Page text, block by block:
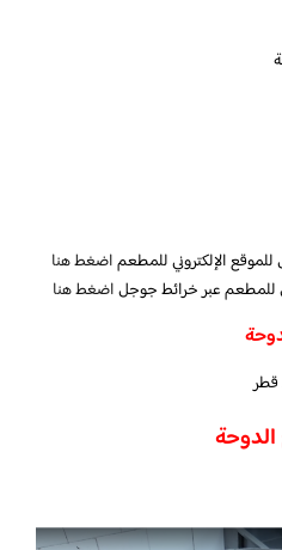
الإلكتروني للمطعماضغط هنا
للمطعم عبر خرائط جوجلاضغط هنا